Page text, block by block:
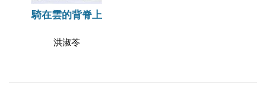
騎在雲的背脊上
洪淑苓